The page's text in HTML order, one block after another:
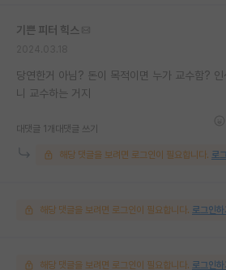
기쁜 피터 힉스
당연한거 아님? 돈이 목적이면 누가 교수함?
니 교수하는 거지
대댓글 1개 대댓글 쓰기
해당 댓글을 보려면 로그인이 필요합니다. 로
해당 댓글을 보려면 로그인이 필요합니다. 로그인하
해당 댓글을 보려면 로그인이 필요합니다. 로그인하